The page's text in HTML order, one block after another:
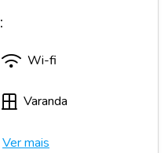
Wi-fi
Varanda
Ver mais